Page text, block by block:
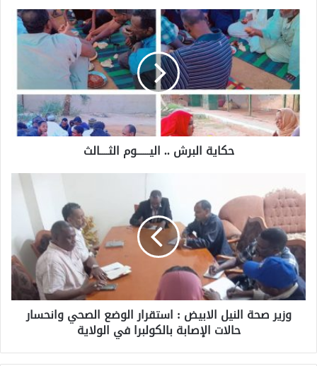
حكاية البرش .. اليــــــوم الثــــالث
وزير صحة النيل الابيض : استقرار الوضع الصحي وانحسار
حالات الإصابة بالكولبرا في الولاية